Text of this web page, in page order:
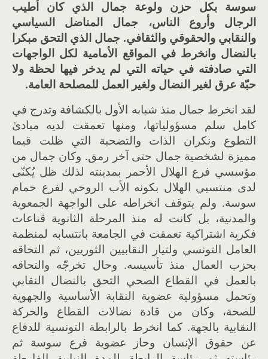
سوسة بكل حزن ولوعة جمال الذي كان أطيب
الرجال وأروع الناس، جمال المناضل السياسي
والنقابي والحقوقي والثقافي. جمال الذي التحق مبكرا
بالنضال وانخرط في المواقع الأمامية لكل الواجهات
التي صادفته في حياته التي لم يدخر فيها لحظة ولا
حبّة عرق لغير النضال ولغير العمل للمصلحة العامة.
لقد انخرط جمال منذ شبابه الأول بالكشافة وتدرج في
كامل سلم مسؤولياتها، ومنها تعمقت لديه مبادئ
التطوع ونكران الذات والتضحية التي ظلت قيما
مميزة لشخصية جمال حتى آخر رمق. وكان جمال من
مؤسسي فرع الهلال الأحمر بمدينته لذلك ظل يُكنّى
لدى منتسبي الهلال بكونه الأب الروحي لفرع حمام
سوسة. ولم يتوقف انخراطه على الواجهة الجمعوية
والمدنية، بل كانت له منذ المرحلة الثانوية قناعات
فكرية اشتراكية تعمقت في الجامعة بانتسابه لمنظمة
العامل التونسي ولتيار النقابيين الثوريين، ثم التحاقه
بحزب العمال منذ تأسيسه. وحال تخرجّه والتحاقه
بالعمل في القطاع الصحي التحق بالنضال النقابي
وتحمل مسؤولية عضوية النقابة الأساسية والجهوية
للصحة، وكان من قادة نضالات القطاع والحركة
النقابية بالجهة.كما انخرط بالرابطة التونسية للدفاع
عن حقوق الإنسان وحاز عضوية فرع سوسة ثم